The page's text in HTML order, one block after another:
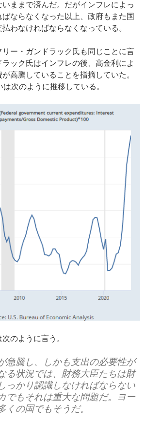
ままで済んだ。だがインフレによっ
ならなくなった以上、政府もまた国
わなければならなくなっている。
ー・ガンドラック氏も同じことに言
ック氏はインフレの後、高金利によ
高騰していることを指摘していた。
次のように推移している。
のように言う。
急騰し、しかも支出の必要性が
る状況では、財務大臣たちは財
っかり認識しなければならない
でもそれは重大な問題だ。ヨー
くの国でもそうだ。